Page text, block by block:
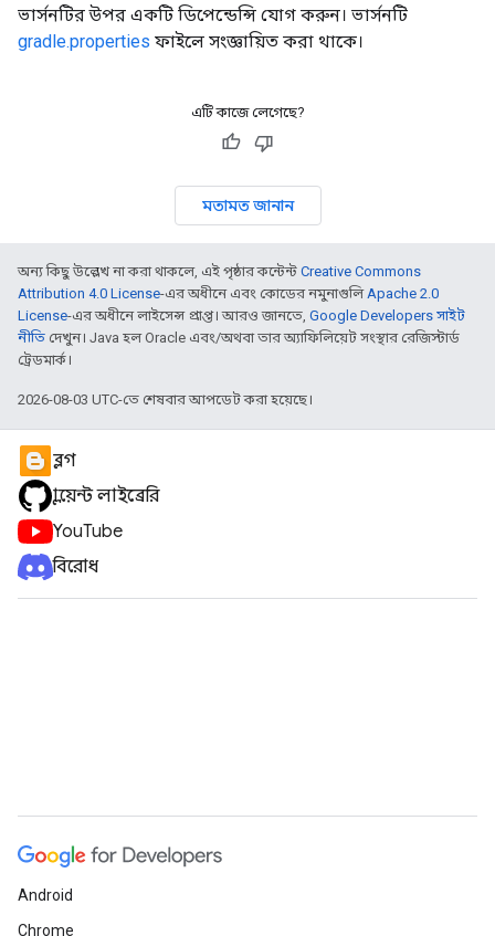
ভার্সনটির উপর একটি ডিপেন্ডেন্সি যোগ করুন। ভার্সনটি
gradle.properties ফাইলে সংজ্ঞায়িত করা থাকে।
এটি কাজে লেগেছে?
মতামত জানান
অন্য কিছু উল্লেখ না করা থাকলে, এই পৃষ্ঠার কন্টেন্ট Creative Commons
Attribution 4.0 License-এর অধীনে এবং কোডের নমুনাগুলিApache 2.0
License-এর অধীনে লাইসেন্স প্রাপ্ত। আরও জানতে, Google Developers সাইট
নীতি দেখুন। Java হল Oracle এবং/অথবা তার অ্যাফিলিয়েট সংস্থার রেজিস্টার্ড
ট্রেডমার্ক।
2026-08-03 UTC-তে শেষবার আপডেট করা হয়েছে।
ব্লগ
ক্লায়েন্ট লাইব্রেরি
YouTube
বিরোধ
Android
Chrome